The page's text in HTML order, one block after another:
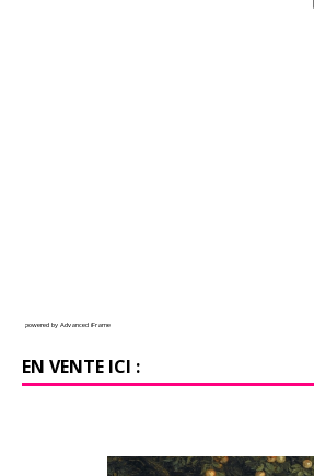
powered by Advanced iFrame
EN VENTE ICI :